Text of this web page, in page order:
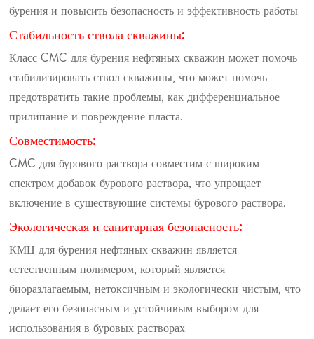
бурения и повысить безопасность и эффективность работы.
Стабильность ствола скважины:
Класс CMC для бурения нефтяных скважин может помочь
стабилизировать ствол скважины, что может помочь
предотвратить такие проблемы, как дифференциальное
прилипание и повреждение пласта.
Совместимость:
CMC для бурового раствора совместим с широким
спектром добавок бурового раствора, что упрощает
включение в существующие системы бурового раствора.
Экологическая и санитарная безопасность:
КМЦ для бурения нефтяных скважин является
естественным полимером, который является
биоразлагаемым, нетоксичным и экологически чистым, что
делает его безопасным и устойчивым выбором для
использования в буровых растворах.